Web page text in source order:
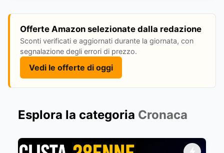
Offerte Amazon selezionate dalla redazione
Sconti verificati e aggiornati durante la giornata, con
segnalazione degli errori di prezzo.
Vedi le offerte di oggi
Esplora la categoria Cronaca